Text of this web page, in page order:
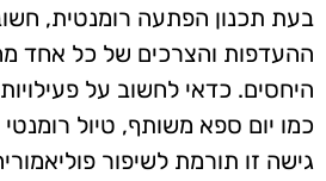
בעת תכנון הפתעה רומנטית,
ההעדפות והצרכים של כל אחד
היחסים. כדאי לחשוב על
כמו יום ספא משותף, טיול
גישה זו תורמת לשיפור